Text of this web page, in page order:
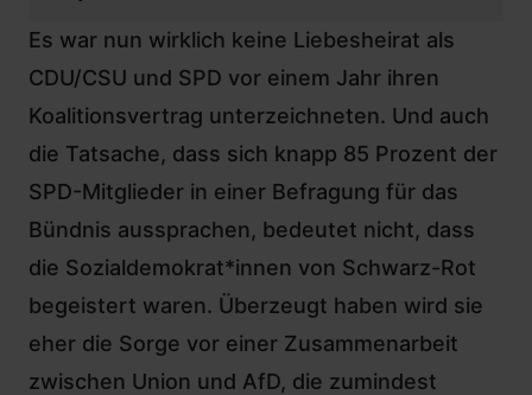
Es war nun wirklich keine Liebesheirat als
CDU/CSU und SPD vor einem Jahr ihren
Koalitionsvertrag unterzeichneten. Und auch
die Tatsache, dass sich knapp 85 Prozent der
SPD-Mitglieder in einer Befragung für das
Bündnis aussprachen, bedeutet nicht, dass
die Sozialdemokrat*innen von Schwarz-Rot
begeistert waren. Überzeugt haben wird sie
eher die Sorge vor einer Zusammenarbeit
zwischen Union und AfD, die zumindest